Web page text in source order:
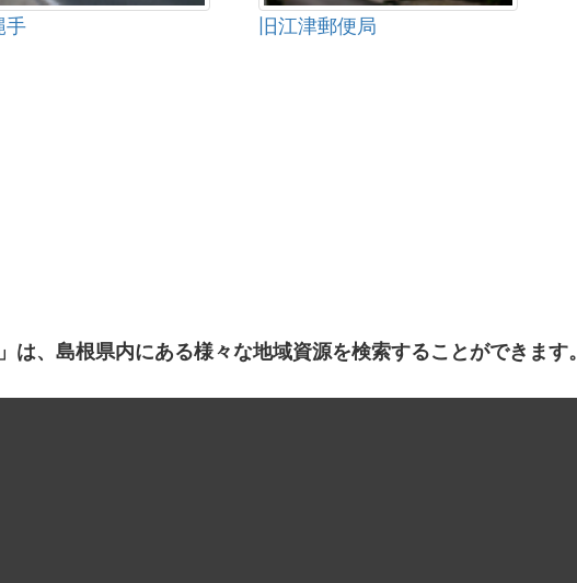
手 旧江津郵便局
は、島根県内にある様々な地域資源を検索することができます。